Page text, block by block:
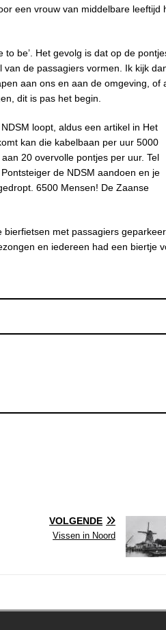
een vrouw van middelbare leeftijd
be’. Het gevolg is dat op de
de passagiers vormen. Ik kijk
aan ons en aan de omgeving, of
dit is pas het begin.
loopt, aldus een artikel in Het
kan die kabelbaan per uur 5000
20 overvolle pontjes per uur. Tel
de NDSM aandoen en je
6500 Mensen! De Zaanse
met passagiers
en iedereen had een biertje
VOLGENDE
Vissen in Noord